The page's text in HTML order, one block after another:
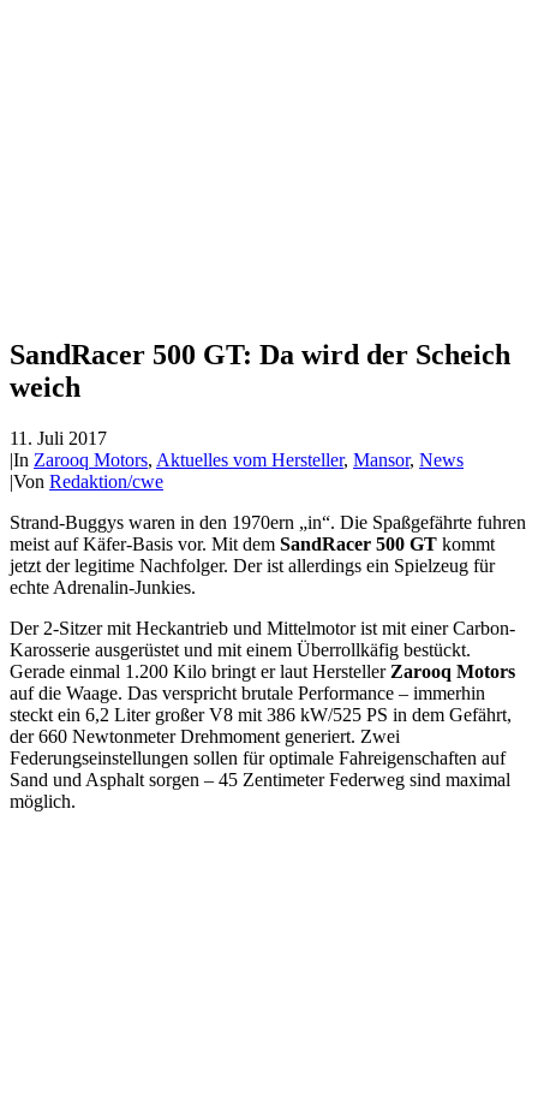
SandRacer 500 GT: Da wird der Scheich
weich
11. Juli 2017
|In Zarooq Motors, Aktuelles vom Hersteller, Mansor, News
|Von Redaktion/cwe
Strand-Buggys waren in den 1970ern „in“. Die Spaßgefährte fuhren
meist auf Käfer-Basis vor. Mit dem SandRacer 500 GT kommt
jetzt der legitime Nachfolger. Der ist allerdings ein Spielzeug für
echte Adrenalin-Junkies.
Der 2-Sitzer mit Heckantrieb und Mittelmotor ist mit einer Carbon-
Karosserie ausgerüstet und mit einem Überrollkäfig bestückt.
Gerade einmal 1.200 Kilo bringt er laut HerstellerZarooq Motors
auf die Waage. Das verspricht brutale Performance – immerhin
steckt ein 6,2 Liter großer V8 mit 386 kW/525 PS in dem Gefährt,
der 660 Newtonmeter Drehmoment generiert. Zwei
Federungseinstellungen sollen für optimale Fahreigenschaften auf
Sand und Asphalt sorgen – 45 Zentimeter Federweg sind maximal
möglich.